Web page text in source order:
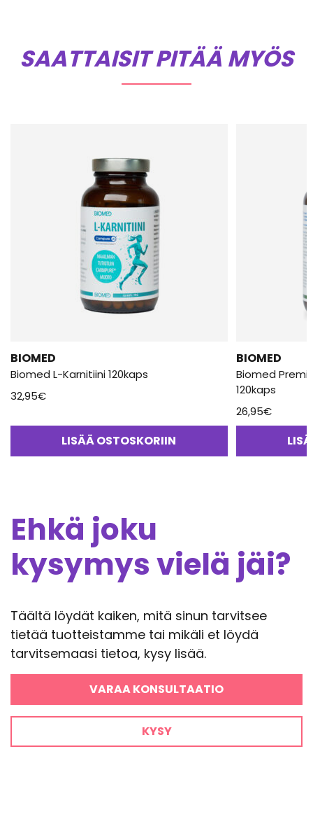
SAATTAISIT PITÄÄ MYÖS
BIOMED
Biomed L-Karnitiini 120kaps
32,95€
LISÄÄ OSTOSKORIIN
BIOMED
Biomed
120kaps
26,95€
Ehkä joku
kysymys vielä jäi?
Täältä löydät kaiken, mitä sinun tarvitsee
tietää tuotteistamme tai mikäli et löydä
tarvitsemaasi tietoa, kysy lisää.
VARAA KONSULTAATIO
KYSY